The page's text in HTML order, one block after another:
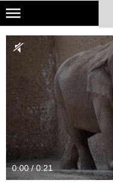
Skip
main
content
NATIONAL GEOGRAPHIC
TRAVELER
PODCASTY
Sklep
Newsletter
Cuda Polski
0:00 / 0:21